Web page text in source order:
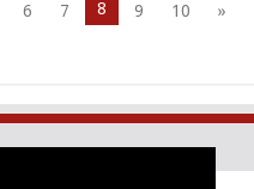
6 7 8 9 10 »